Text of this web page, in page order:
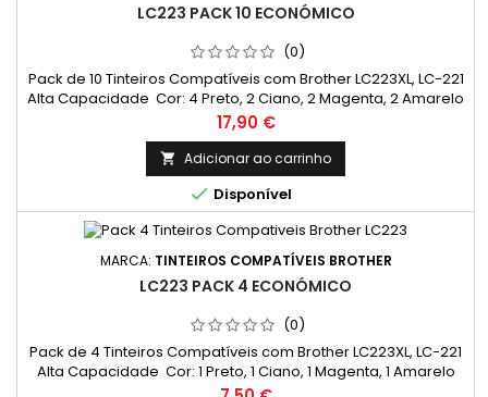
LC223 PACK 10 ECONÓMICO
(0)
Pack de 10 Tinteiros Compatíveis com Brother LC223XL, LC-221
Alta Capacidade Cor: 4 Preto, 2 Ciano, 2 Magenta, 2 Amarelo
Rendimento Médio: 550 Páginas* / cada cor
Preço
17,90 €
 Adicionar ao carrinho
 Disponível
MARCA: TINTEIROS COMPATÍVEIS BROTHER
LC223 PACK 4 ECONÓMICO
(0)
Pack de 4 Tinteiros Compatíveis com Brother LC223XL, LC-221
Alta Capacidade Cor: 1 Preto, 1 Ciano, 1 Magenta, 1 Amarelo
Rendimento Médio: 550 Páginas* / cada cor